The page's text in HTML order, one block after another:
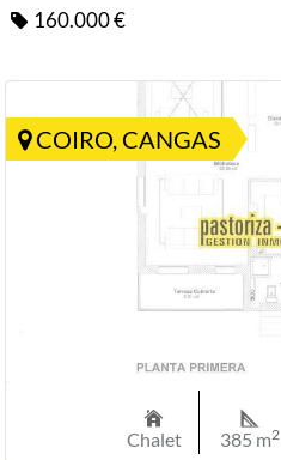
160.000 €
COIRO, CANGAS
Chalet 385 m2